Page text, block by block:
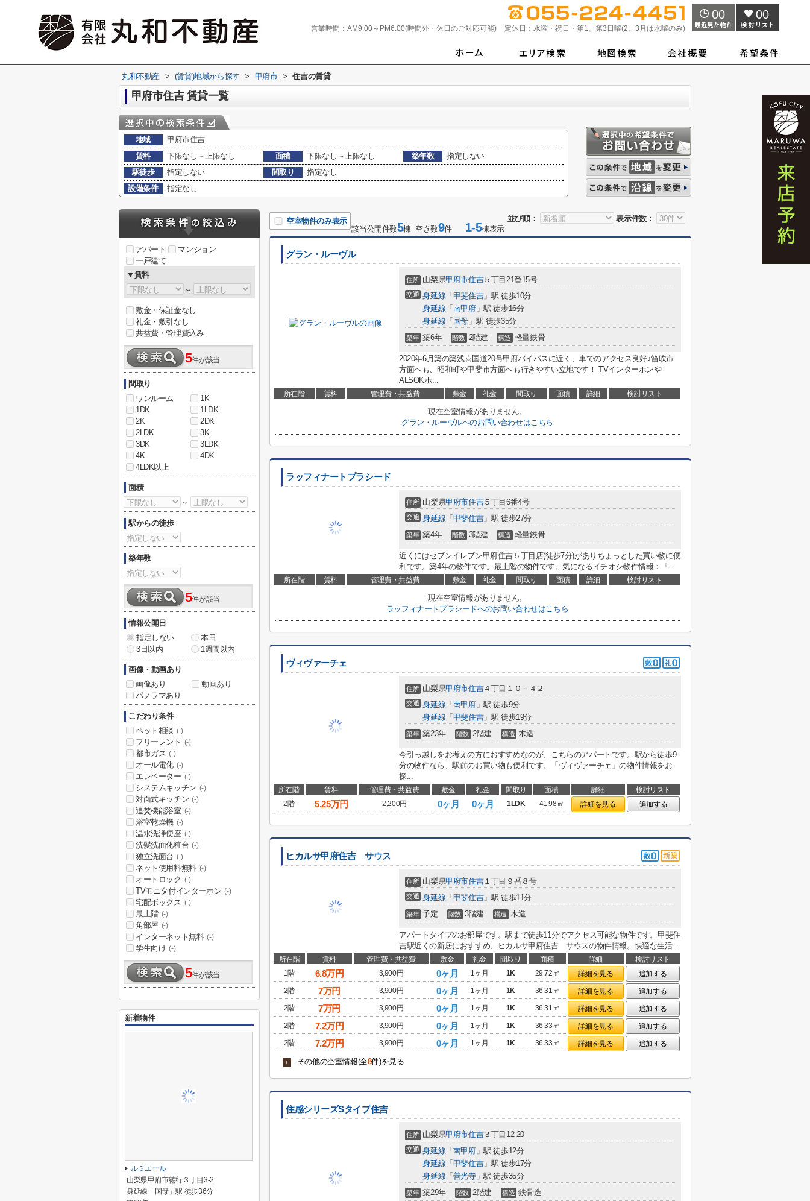
営業時間： AM9:00～PM6:00(時間外・休日のご対応可能) 定休日： 水曜・祝日・第1、第3日曜(2、3月は水曜のみ)
00 00
丸和不動産 > (賃貸)地域から探す > 甲府市 > 住吉の賃貸
甲府市住吉 賃貸一覧
地域
甲府市住吉
賃料
下限なし～上限なし 面積 下限なし～上限なし 築年数
指定しない
駅徒歩
指定しない 間取り
指定なし
設備条件
指定なし
並び順： 表示件数：
空室物件のみ表示
該当公開件数5棟 空き数9件 1-5棟表示
グラン・ルーヴル
住所 山梨県甲府市住吉５丁目21番15号
交通 身延線 「 甲斐住吉」駅 徒歩10分
身延線 「 南甲府」駅 徒歩16分
身延線 「 国母 」駅 徒歩35分
築年 築6年 階数 2階建 構造 軽量鉄骨
2020年6月築の築浅☆国道20号甲府バイパスに近く、車でのアクセス良好♪笛吹市
方面へも、昭和町や甲斐市方面へも行きやすい立地です！ TVインターホンや
ALSOKホ...
所在階 賃料 管理費・共益費 敷金 礼金 間取り 面積 詳細 検討リスト
現在空室情報がありません。
グラン・ルーヴルへのお問い合わせはこちら
ラッフィナートプラシード
住所 山梨県甲府市住吉５丁目6番4号
交通 身延線 「 甲斐住吉」駅 徒歩27分
築年 築4年 階数 3階建 構造 軽量鉄骨
近くにはセブンイレブン甲府住吉５丁目店(徒歩7分)がありちょっとした買い物に便
利です。築4年の物件です。最上階の物件です。気になるイチオシ物件情報：「...
所在階 賃料 管理費・共益費 敷金 礼金 間取り 面積 詳細 検討リスト
現在空室情報がありません。
ラッフィナートプラシードへのお問い合わせはこちら
ヴィヴァーチェ
住所 山梨県甲府市住吉４丁目１０－４２
交通 身延線 「 南甲府」駅 徒歩9分
身延線 「 甲斐住吉」駅 徒歩19分
築年 築23年 階数 2階建 構造 木造
今引っ越しをお考えの方におすすめなのが、こちらのアパートです。駅から徒歩9
分の物件なら、駅前のお買い物も便利です。「ヴィヴァーチェ」の物件情報をお
探...
所在階 賃料 管理費・共益費 敷金 礼金 間取り 面積 詳細
検討リスト
2階
5.25万円 2,200円 0ヶ月 0ヶ月 1LDK 41.98㎡ 詳細を見る 追加する
ヒカルサ甲府住吉 サウス
住所 山梨県甲府市住吉１丁目９番８号
交通 身延線 「 甲斐住吉」駅 徒歩11分
築年 予定 階数 3階建 構造 木造
アパートタイプのお部屋です。駅まで徒歩11分でアクセス可能な物件です。甲斐住
吉駅近くの新居におすすめ、ヒカルサ甲府住吉 サウスの物件情報。快適な生活...
所在階 賃料 管理費・共益費 敷金 礼金 間取り 面積 詳細
検討リスト
1階
6.8万円 3,900円 0ヶ月 1ヶ月 1K 29.72㎡ 詳細を見る
追加する
2階
7万円 3,900円 0ヶ月 1ヶ月 1K 36.31㎡ 詳細を見る
追加する
2階
7万円 3,900円 0ヶ月 1ヶ月 1K 36.31㎡ 詳細を見る
追加する
2階
7.2万円 3,900円 0ヶ月 1ヶ月 1K 36.33㎡ 詳細を見る
追加する
2階
7.2万円 3,900円 0ヶ月 1ヶ月 1K 36.33㎡ 詳細を見る 追加する
+ その他の空室情報(全8件)を見る
住感シリーズSタイプ住吉
住所 山梨県甲府市住吉３丁目12-20
交通 身延線 「 南甲府」駅 徒歩12分
身延線 「 甲斐住吉」駅 徒歩17分
身延線 「 善光寺」駅 徒歩35分
築年 築29年 階数 2階建 構造 鉄骨造
アパート
マンション
一戸建て
▼賃料
～
敷金・保証金なし
礼金・敷引なし
共益費・管理費込み
5件が該当
間取り
ワンルーム
1K
1DK
1LDK
2K
2DK
2LDK
3K
3DK
3LDK
4K
4DK
4LDK以上
面積
～
駅からの徒歩
築年数
5件が該当
情報公開日
指定しない
本日
3日以内
1週間以内
画像・動画あり
画像あり
動画あり
パノラマあり
こだわり条件
ペット相談 (-)
フリーレント (-)
都市ガス (-)
オール電化 (-)
エレベーター (-)
システムキッチン (-)
対面式キッチン (-)
追焚機能浴室 (-)
浴室乾燥機 (-)
温水洗浄便座 (-)
洗髪洗面化粧台 (-)
独立洗面台 (-)
ネット使用料無料 (-)
オートロック (-)
TVモニタ付インターホン (-)
宅配ボックス (-)
最上階 (-)
角部屋 (-)
インターネット無料 (-)
学生向け (-)
5件が該当
新着物件
ルミエール
山梨県甲府市徳行３丁目3-2
身延線「国母」駅 徒歩36分